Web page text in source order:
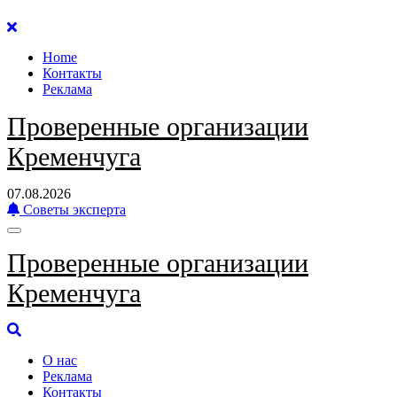
Перейти
содержанию
Home
Контакты
Реклама
Проверенные организации
Кременчуга
07.08.2026
Советы эксперта
Проверенные организации
Кременчуга
О нас
Реклама
Контакты